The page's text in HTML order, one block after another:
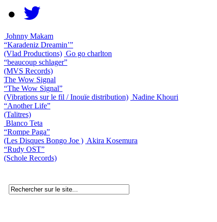
Johnny Makam
“Karadeniz Dreamin’”
(Vlad Productions) Go go charlton
“beaucoup schlager”
(MVS Records)
The Wow Signal
“The Wow Signal”
(Vibrations sur le fil / Inouïe distribution) Nadine Khouri
“Another Life”
(Talitres)
Blanco Teta
“Rompe Paga”
(Les Disques Bongo Joe ) Akira Kosemura
“Rudy OST”
(Schole Records)